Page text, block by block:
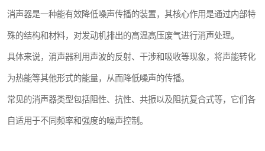
消声器是一种能有效降低噪声传播的装置，其核心作用是通过内部特
殊的结构和材料，对发动机排出的高温高压废气进行消声处理。
具体来说，消声器利用声波的反射、干涉和吸收等现象，将声能转化
为热能等其他形式的能量，从而降低噪声的传播。
常见的消声器类型包括阻性、抗性、共振以及阻抗复合式等，它们各
自适用于不同频率和强度的噪声控制。